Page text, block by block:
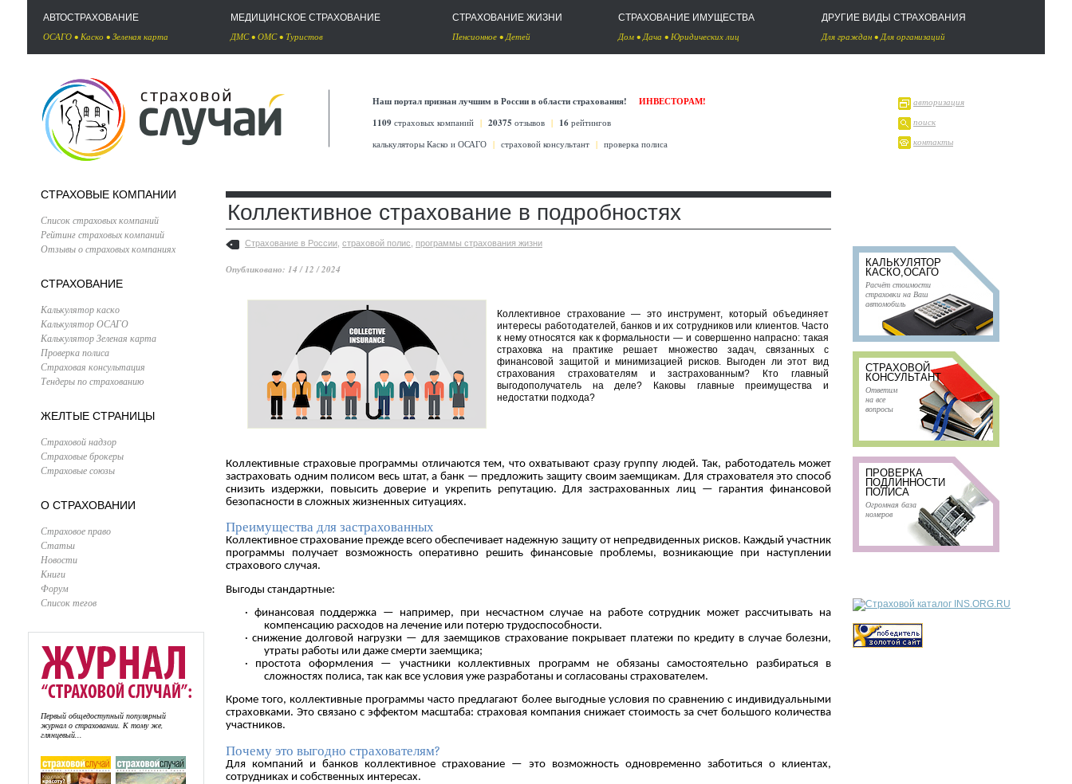
АВТОСТРАХОВАНИЕ
ОСАГО • Каско • Зеленая карта
МЕДИЦИНСКОЕ СТРАХОВАНИЕ
ДМС• ОМС• Туристов
СТРАХОВАНИЕ ЖИЗНИ
Пенсионное •Детей
СТРАХОВАНИЕ ИМУЩЕСТВА
Дом •Дача • Юридических лиц
ДРУГИЕ ВИДЫ СТРАХОВАНИЯ
Для граждан •Для организаций
Наш портал признан лучшим в России в области страхования!
ИНВЕСТОРАМ!
1109 страховых компаний | 20375 отзывов | 16 рейтингов
калькуляторы Каско и ОСАГО | страховой консультант | проверка полиса
авторизация
поиск
контакты
СТРАХОВЫЕ КОМПАНИИ
Список страховых компаний
Рейтинг страховых компаний
Отзывы о страховых компаниях
СТРАХОВАНИЕ
Калькулятор каско
Калькулятор ОСАГО
Калькулятор Зеленая карта
Проверка полиса
Страховая консультация
Тендеры по страхованию
ЖЕЛТЫЕ СТРАНИЦЫ
Страховой надзор
Страховые брокеры
Страховые союзы
О СТРАХОВАНИИ
Страховое право
Статьи
Новости
Книги
Форум
Список тегов
Первый общедоступный популярный
журнал о страховании. К тому же,
глянцевый...
Коллективное страхование в подробностях
Страхование в России страховой полис программы страхования жизни
Опубликовано: 14 / 12 / 2024
Коллективное страхование — это инструмент, который объединяет
интересы работодателей, банков и их сотрудников или клиентов. Часто
к нему относятся как к формальности — и совершенно напрасно: такая
страховка на практике решает множество задач, связанных с
финансовой защитой и минимизацией рисков. Выгоден ли этот вид
страхования страхователям и застрахованным? Кто главный
выгодополучатель на деле? Каковы главные преимущества и
недостатки подхода?
Коллективные страховые программы отличаются тем, что охватывают сразу группу людей. Так, работодатель может
застраховать одним полисом весь штат, а банк — предложить защиту своим заемщикам. Для страхователя это способ
снизить издержки, повысить доверие и укрепить репутацию. Для застрахованных лиц — гарантия финансовой
безопасности в сложных жизненных ситуациях.
Преимущества для застрахованных
Коллективное страхование прежде всего обеспечивает надежную защиту от непредвиденных рисков. Каждый участник
программы получает возможность оперативно решить финансовые проблемы, возникающие при наступлении
страхового случая.
Выгоды стандартные:
· финансовая поддержка — например, при несчастном случае на работе сотрудник может рассчитывать на
компенсацию расходов на лечение или потерю трудоспособности.
· снижение долговой нагрузки — для заемщиков страхование покрывает платежи по кредиту в случае болезни,
утраты работы или даже смерти заемщика;
· простота оформления — участники коллективных программ не обязаны самостоятельно разбираться в
сложностях полиса, так как все условия уже разработаны и согласованы страхователем.
Кроме того, коллективные программы часто предлагают более выгодные условия по сравнению с индивидуальными
страховками. Это связано с эффектом масштаба: страховая компания снижает стоимость за счет большого количества
участников.
Почему это выгодно страхователям?
Для компаний и банков коллективное страхование — это возможность одновременно заботиться о клиентах,
сотрудниках и собственных интересах.
КАЛЬКУЛЯТОР
КАСКО,ОСАГО
Расчёт стоимости
страховки на Ваш
автомобиль
СТРАХОВОЙ
КОНСУЛЬТАНТ
Ответим
на все
вопросы
ПРОВЕРКА
ПОДЛИННОСТИ
ПОЛИСА
Огромная база
номеров